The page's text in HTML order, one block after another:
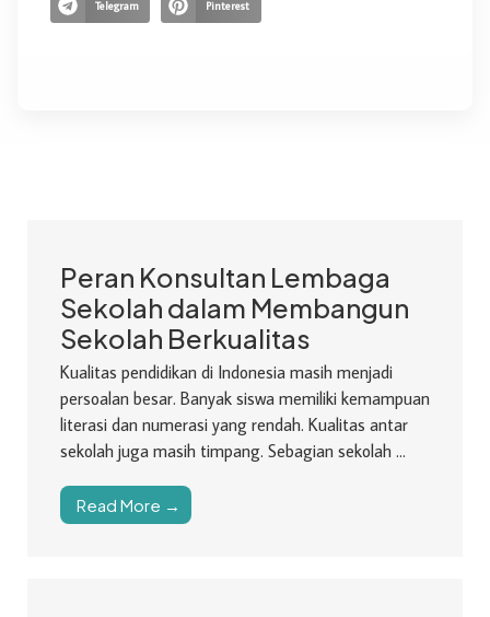
Telegram Pinterest
Peran Konsultan Lembaga
Sekolah dalam Membangun
Sekolah Berkualitas
Kualitas pendidikan di Indonesia masih menjadi
persoalan besar. Banyak siswa memiliki kemampuan
literasi dan numerasi yang rendah. Kualitas antar
sekolah juga masih timpang. Sebagian sekolah ...
Read More →